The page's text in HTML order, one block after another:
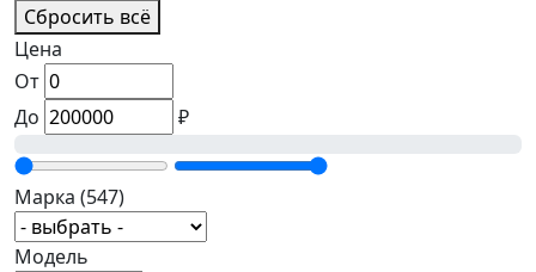
Сбросить всё
Цена
От
До
₽
Марка (547)
Модель